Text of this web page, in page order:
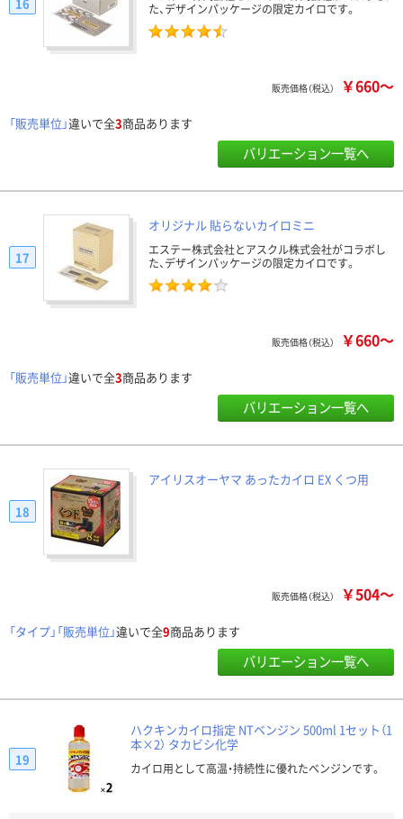
た、デザインパッケージの限定カイロです。
販売価格（税込） ￥660～
「販売単位」違いで全3商品あります
バリエーション一覧へ
オリジナル 貼らないカイロミニ
エステー株式会社とアスクル株式会社がコラボし
た、デザインパッケージの限定カイロです。
17
販売価格（税込） ￥660～
「販売単位」違いで全3商品あります
バリエーション一覧へ
アイリスオーヤマ あったカイロ EX くつ用
18
販売価格（税込） ￥504～
「タイプ」「販売単位」違いで全9商品あります
バリエーション一覧へ
ハクキンカイロ指定 NTベンジン 500ml 1セット（1
本×2） タカビシ化学
カイロ用として高温・持続性に優れたベンジンです。
19